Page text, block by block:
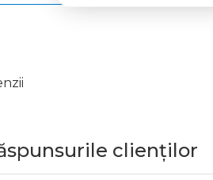
clienților